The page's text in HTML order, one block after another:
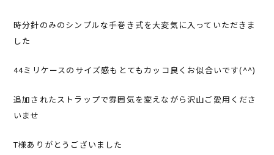
時分針のみのシンプルな手巻き式を大変気に入っていただきま
した
44ミリケースのサイズ感もとてもカッコ良くお似合いです(^^)
追加されたストラップで雰囲気を変えながら沢山ご愛用くださ
いませ
T様ありがとうございました